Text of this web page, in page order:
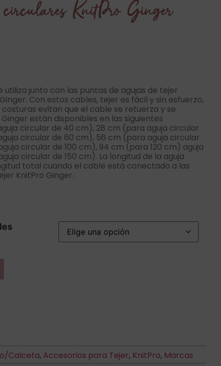
KnitPro Ginger
utiliza junto con las puntas de agujas de tejer
Con estos cables, tejer es fácil y sin esfuerzo,
evitan que el cable se retuerza y ​​se
están disponibles en las siguientes
circular de 40 cm), 28 cm (para aguja circular
circular de 60 cm), 56 cm (para aguja circular
circular de 100 cm), 94 cm (para 120 cm) aguja
circular de 150 cm). La longitud de la aguja
total cuando el cable está conectado a las
KnitPro Ginger.
Calceta, Accesorios para Tejer, KnitPro, Marcas